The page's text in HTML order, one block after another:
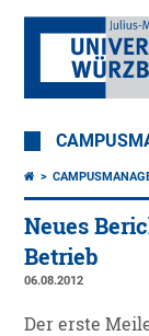
Neues
Betrieb
06.08.2012
Der erste